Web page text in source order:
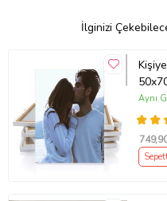
sağlar. Böylece,
dokunuş katarsınız.
kcm31518067
İlginizi
Aynı
749